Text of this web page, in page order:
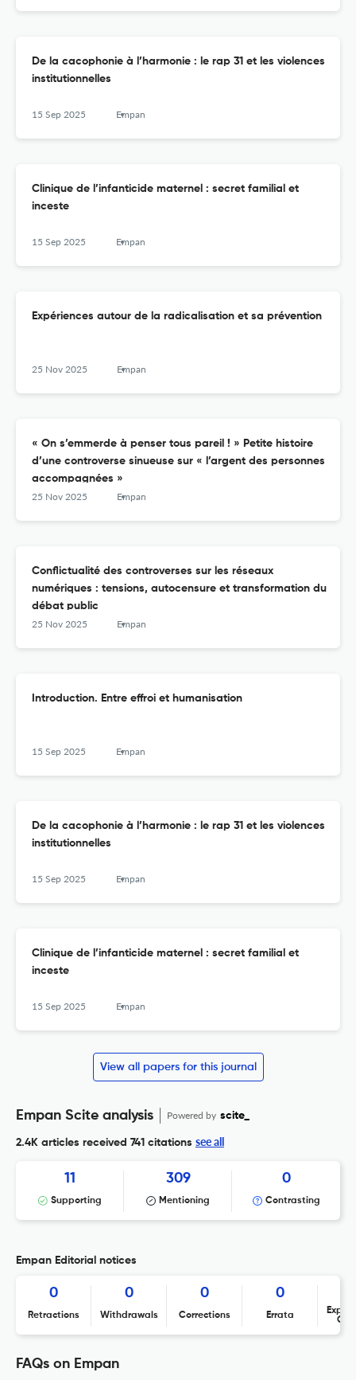
De la cacophonie à l’harmonie : le rap 31 et les violences
institutionnelles
15 Sep 2025 Empan
Clinique de l’infanticide maternel : secret familial et
inceste
15 Sep 2025 Empan
Expériences autour de la radicalisation et sa prévention
25 Nov 2025 Empan
« On s’emmerde à penser tous pareil ! » Petite histoire
d’une controverse sinueuse sur « l’argent des personnes
accompagnées »
25 Nov 2025 Empan
Conflictualité des controverses sur les réseaux
numériques : tensions, autocensure et transformation du
débat public
25 Nov 2025 Empan
Introduction. Entre effroi et humanisation
15 Sep 2025 Empan
De la cacophonie à l’harmonie : le rap 31 et les violences
institutionnelles
15 Sep 2025 Empan
Clinique de l’infanticide maternel : secret familial et
inceste
15 Sep 2025 Empan
View all papers for this journal
Empan Scite analysis Powered by scite_
2.4K articles received 741 citations see all
11
Supporting
309
Mentioning
0
Contrasting
Empan Editorial notices
0
Retractions
0
Withdrawals
0
Corrections
0
Errata
FAQs on Empan